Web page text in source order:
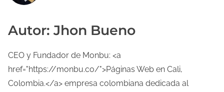
Autor: Jhon Bueno
CEO y Fundador de Monbu: <a
href="https://monbu.co/">Páginas Web en Cali,
Colombia.</a> empresa colombiana dedicada al